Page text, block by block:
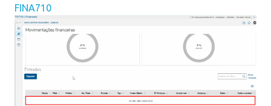
FINA710